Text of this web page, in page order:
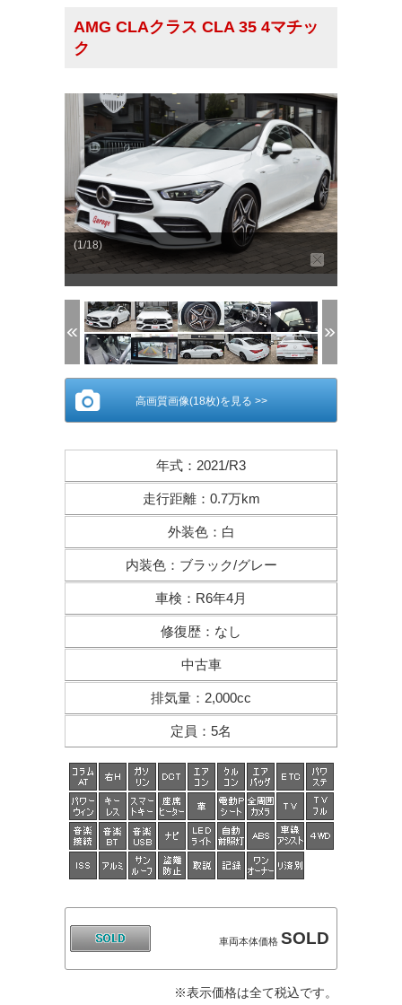
AMG CLAクラス CLA 35 4マチッ
ク
(1/18)
高画質画像(18枚)を見る >>
年式 ： 2021/R3
走行距離： 0.7万km
外装色： 白
内装色： ブラック/グレー
車検 ： R6年4月
修復歴 ： なし
中古車
排気量 ： 2,000cc
定員 ： 5名
車両本体価格 SOLD
※表示価格は全て税込です。